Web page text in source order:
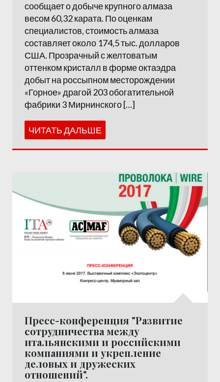
сообщает о добыче крупного алмаза
весом 60,32 карата. По оценкам
специалистов, стоимость алмаза
составляет около 174,5 тыс. долларов
США. Прозрачный с желтоватым
оттенком кристалл в форме октаэдра
добыт на россыпном месторождении
«Горное» драгой 203 обогатительной
фабрики 3 Мирнинского […]
ЧИТАТЬ ДАЛЬШЕ
Пресс-конференция "Развитие
сотрудничества между
итальянскими и российскими
компаниями и укрепление
деловых и дружеских
отношений".